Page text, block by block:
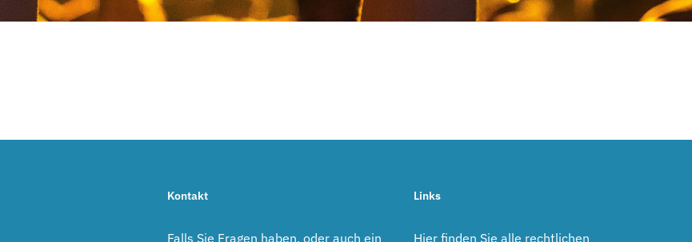
Kontakt
Falls Sie Fragen haben, oder auch ein
Links
Hier finden Sie alle rechtlichen